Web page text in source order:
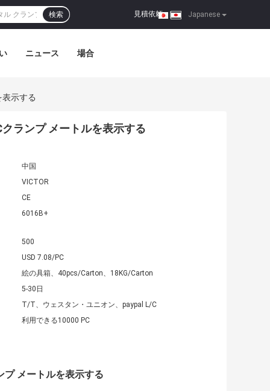
Japanese
見積依頼 |
検索
ニュース 場合
示する
ランプ メートルを表示する
中国
VICTOR
CE
6016B+
500
USD 7.08/PC
絵の具箱、40pcs/Carton、18KG/Carton
5-30日
T/T、ウェスタン・ユニオン、paypal L/C
利用できる10000 PC
プ メートルを表示する